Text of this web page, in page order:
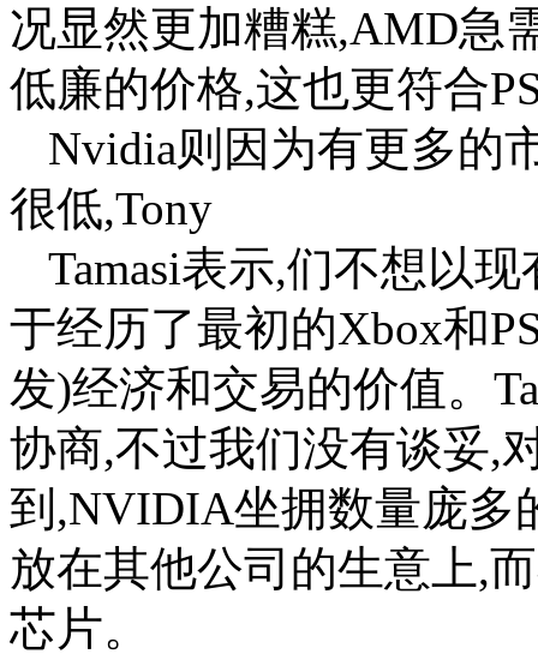
况显然更加糟糕,AMD急
低廉的价格,这也更符合
Nvidia则因为有更多的
很低,Tony
Tamasi表示,们不想以
于经历了最初的Xbox和
发)经济和交易的价值。
协商,不过我们没有谈妥,
到,NVIDIA坐拥数量庞多
放在其他公司的生意上,
芯片。